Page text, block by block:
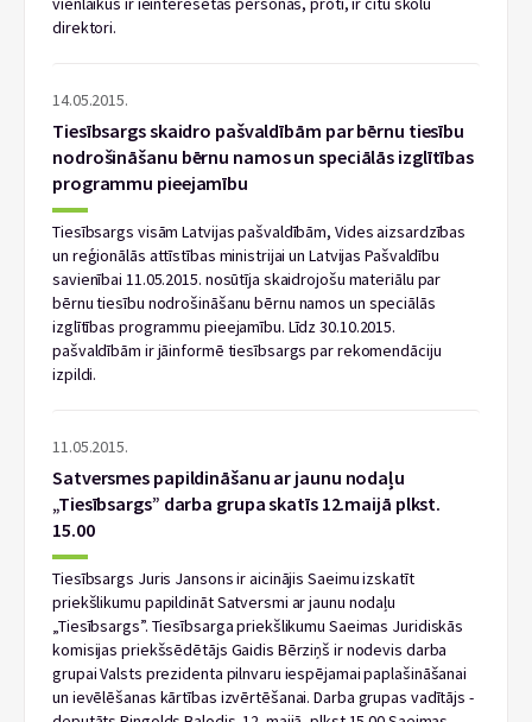
direktori.
14.05.2015.
Tiesībsargs skaidro pašvaldībām par bērnu tiesību
nodrošināšanu bērnu namos un speciālās izglītības
programmu pieejamību
Tiesībsargs visām Latvijas pašvaldībām, Vides aizsardzības
un reģionālās attīstības ministrijai un Latvijas Pašvaldību
savienībai 11.05.2015. nosūtīja skaidrojošu materiālu par
bērnu tiesību nodrošināšanu bērnu namos un speciālās
izglītības programmu pieejamību. Līdz 30.10.2015.
pašvaldībām ir jāinformē tiesībsargs par rekomendāciju
izpildi.
11.05.2015.
Satversmes papildināšanu ar jaunu nodaļu
„Tiesībsargs” darba grupa skatīs 12.maijā plkst.
15.00
Tiesībsargs Juris Jansons ir aicinājis Saeimu izskatīt
priekšlikumu papildināt Satversmi ar jaunu nodaļu
„Tiesībsargs”. Tiesībsarga priekšlikumu Saeimas Juridiskās
komisijas priekšsēdētājs Gaidis Bērziņš ir nodevis darba
grupai Valsts prezidenta pilnvaru iespējamai paplašināšanai
un ievēlēšanas kārtības izvērtēšanai. Darba grupas vadītājs -